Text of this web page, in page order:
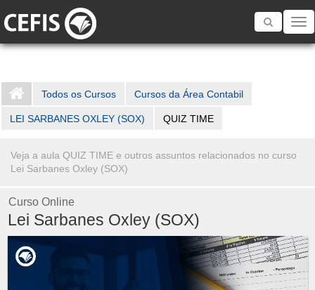
Toggle
Todos os Cursos Cursos da Área Contabil
LEI SARBANES OXLEY (SOX) QUIZ TIME
Veja a aula QUIZ TIME e outros assuntos relacionados no curso
Lei Sarbanes Oxley (SOX)
Curso Online
Lei Sarbanes Oxley (SOX)